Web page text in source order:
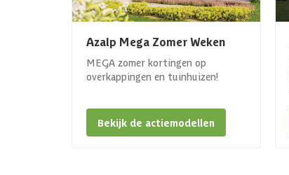
Azalp Mega Zomer Weken
MEGA zomer kortingen op
overkappingen en tuinhuizen!
Bekijk de actiemodellen